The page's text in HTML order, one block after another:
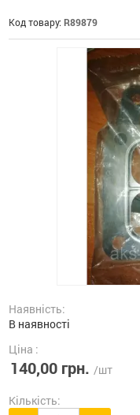
Код товару: R89879
Наявність:
В наявності
Ціна :
140,00 грн. /шт
Кількість: